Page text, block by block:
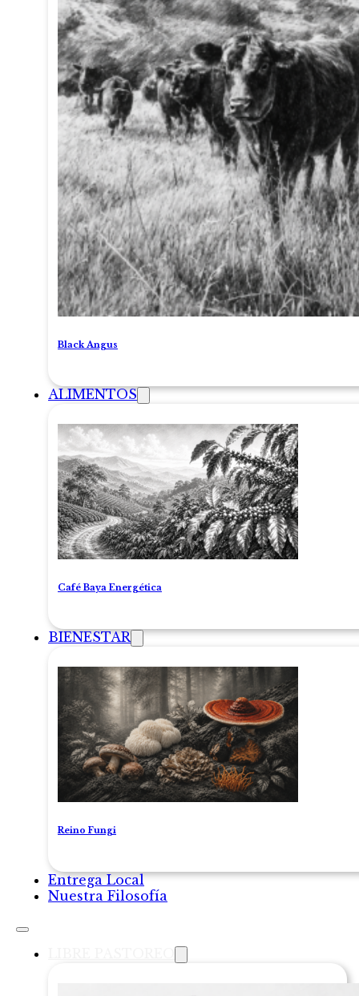
Black Angus
ALIMENTOS
Café Baya Energética
BIENESTAR
Reino Fungi
Entrega Local
Nuestra Filosofía